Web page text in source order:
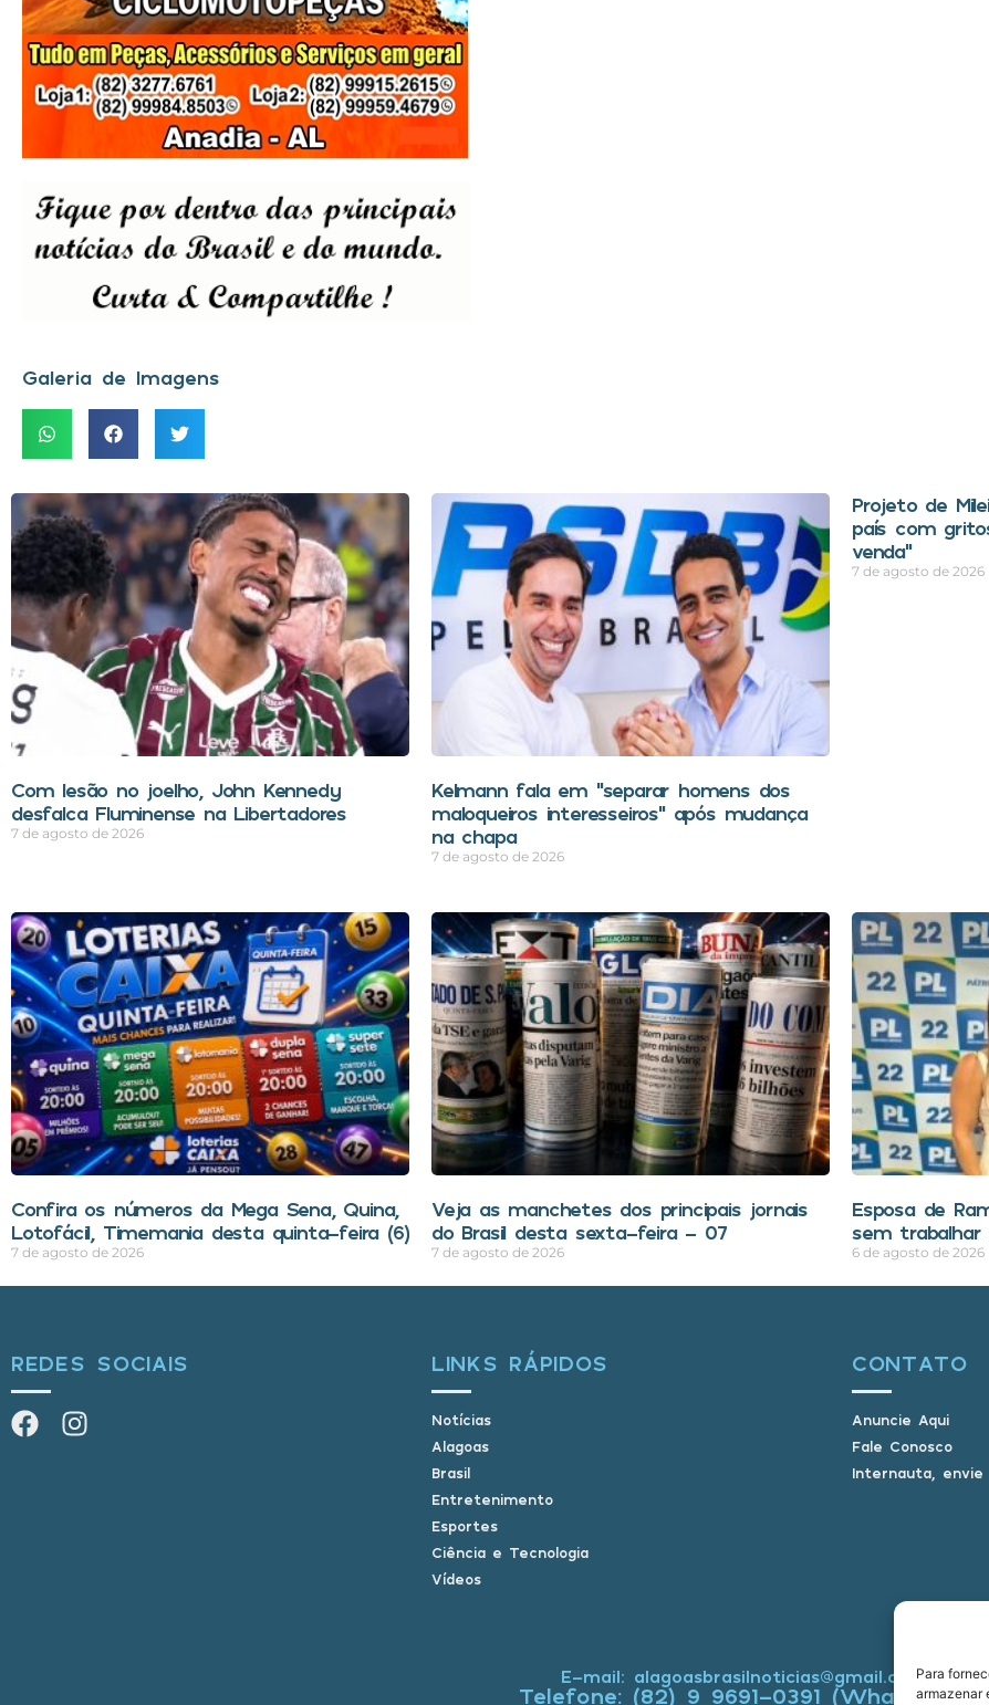
Para
armazenar
Galeria de Imagens
Com lesão no joelho, John Kennedy
desfalca Fluminense na Libertadores
7 de agosto de 2026
Kelmann fala em “separar homens dos
maloqueiros interesseiros” após mudança
na chapa
7 de agosto de 2026
Projeto de
país com
venda”
7 de agosto de 2026
Confira os números da Mega Sena, Quina,
Lotofácil, Timemania desta quinta-feira (6)
7 de agosto de 2026
Veja as manchetes dos principais jornais
do Brasil desta sexta-feira – 07
7 de agosto de 2026
Esposa de
sem trabalhar
6 de agosto de 2026
REDES SOCIAIS LINKS RÁPIDOS
Notícias
Alagoas
Brasil
Entretenimento
Esportes
Ciência e Tecnologia
Vídeos
CONTATO
Anuncie Aqui
Fale Conosco
Internauta,
E-mail: alagoasbrasilnoticias@gmail.com
Telefone: (82) 9 9691-0391 (Whatsapp)